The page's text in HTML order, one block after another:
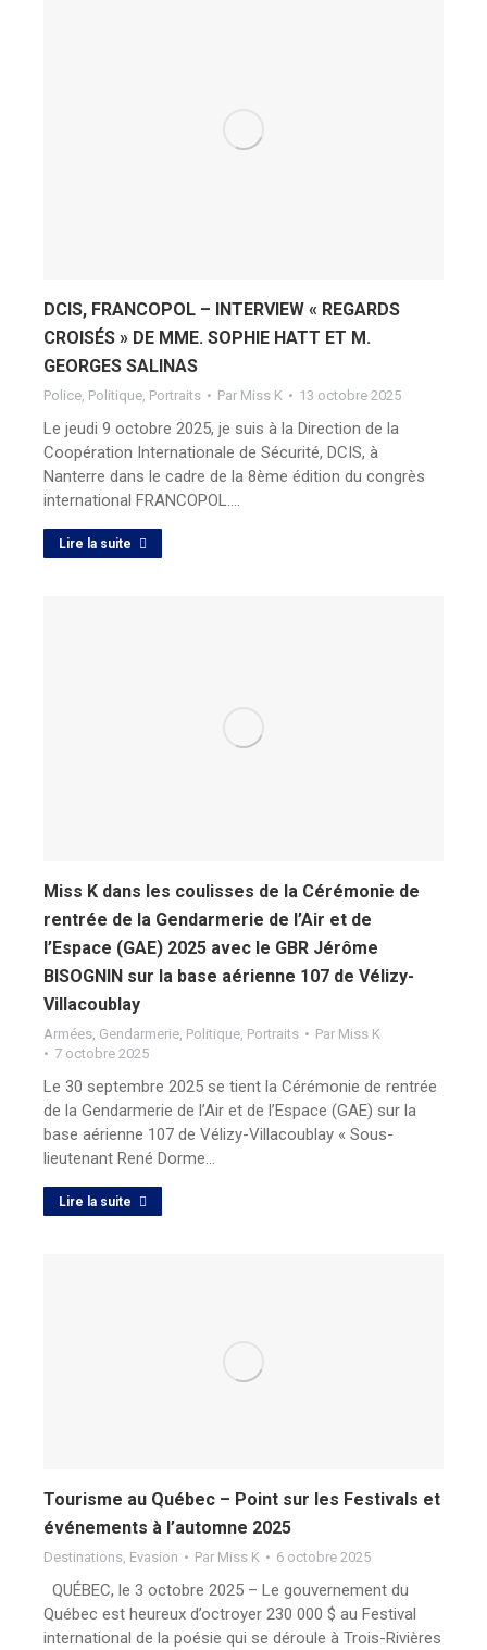
DCIS, FRANCOPOL – INTERVIEW « REGARDS
CROISÉS » DE MME. SOPHIE HATT ET M.
GEORGES SALINAS
Police Politique Portraits Par Miss K 13 octobre 2025
Le jeudi 9 octobre 2025, je suis à la Direction de la
Coopération Internationale de Sécurité, DCIS, à
Nanterre dans le cadre de la 8ème édition du congrès
international FRANCOPOL.…
Lire la suite
Miss K dans les coulisses de la Cérémonie de
rentrée de la Gendarmerie de l’Air et de
l’Espace (GAE) 2025 avec le GBR Jérôme
BISOGNIN sur la base aérienne 107 de Vélizy-
Villacoublay
Armées, Gendarmerie, Politique, Portraits Par Miss K
7 octobre 2025
Le 30 septembre 2025 se tient la Cérémonie de rentrée
de la Gendarmerie de l’Air et de l’Espace (GAE) sur la
base aérienne 107 de Vélizy-Villacoublay « Sous-
lieutenant René Dorme…
Lire la suite
Tourisme au Québec – Point sur les Festivals et
événements à l’automne 2025
Destinations, Evasion Par Miss K 6 octobre 2025
QUÉBEC, le 3 octobre 2025 – Le gouvernement du
Québec est heureux d’octroyer 230 000 $ au Festival
international de la poésie qui se déroule à Trois-Rivières